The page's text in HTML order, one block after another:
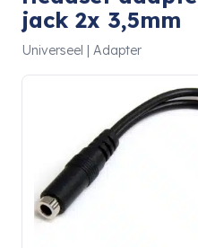
jack 2x 3,5mm
Universeel | Adapter